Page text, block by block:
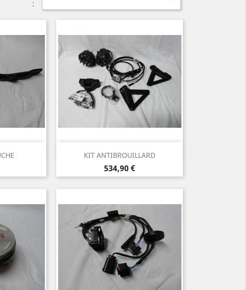
:
KIT ANTIBROUILLARD
Prix
534,90 €
Aperçu rapide